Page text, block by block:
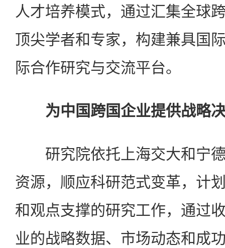
人才培养模式，通过汇集全球
顶尖学者和专家，构建兼具国
际合作研究与交流平台。
为中国跨国企业提供战略
研究院依托上海交大和宁德
资源，顺应科研范式变革，计
和观点支撑的研究工作，通过
业的战略数据、市场动态和成